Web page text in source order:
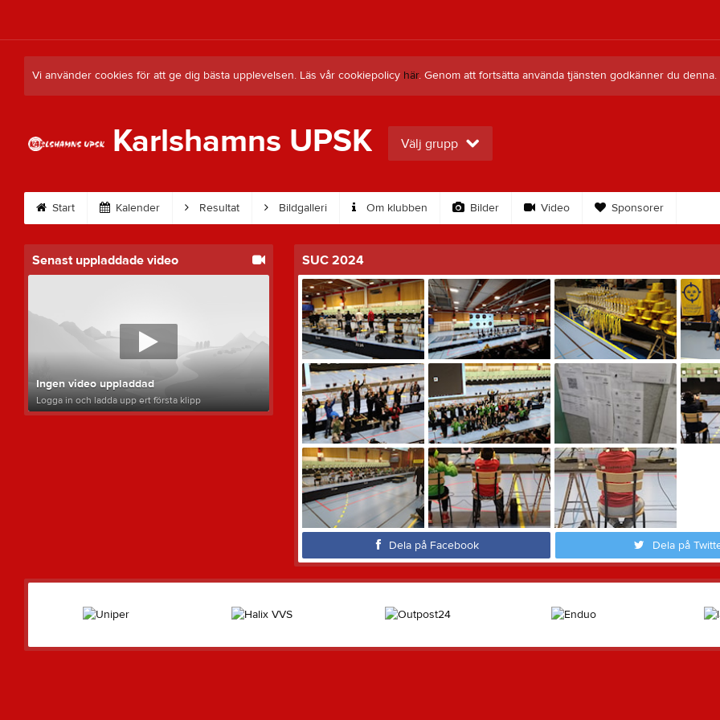
Vi använder cookies för att ge dig bästa upplevelsen. Läs vår cookiepolicy här. Genom att fortsätta använda tjänsten godkänner du denna.
Karlshamns UPSK Välj grupp
Start Kalender Resultat Bildgalleri Om klubben Bilder Video Sponsorer
Senast uppladdade video
Ingen video uppladdad
Logga in och ladda upp ert första klipp
SUC 2024
Dela på Facebook Dela på